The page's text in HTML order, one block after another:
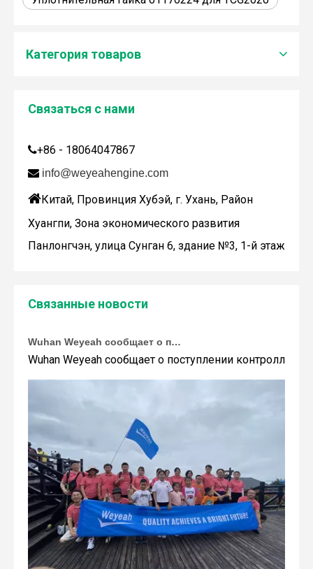
Категория товаров
Связаться с нами
+86 - 18064047867
 info@weyeahengine.com
Китай, Провинция Хубэй, г. Ухань, Район
Хуангпи, Зона экономического развития
Панлонгчэн, улица Сунган 6, здание №3, 1-й этаж
Связанные новости
WY200673
Wuhan Weyeah сообщает о поступлении